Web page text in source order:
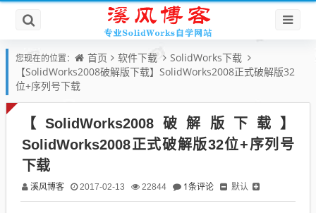
您现在的位置： 首页 软件下载
SolidWorks下载
【SolidWorks2008破解版下载】SolidWorks2008正式破解版32
位+序列号下载
【SolidWorks2008破解版下载】
SolidWorks2008正式破解版32位+序列号
下载
溪风博客 2017-02-13 22844 1条评论 默认